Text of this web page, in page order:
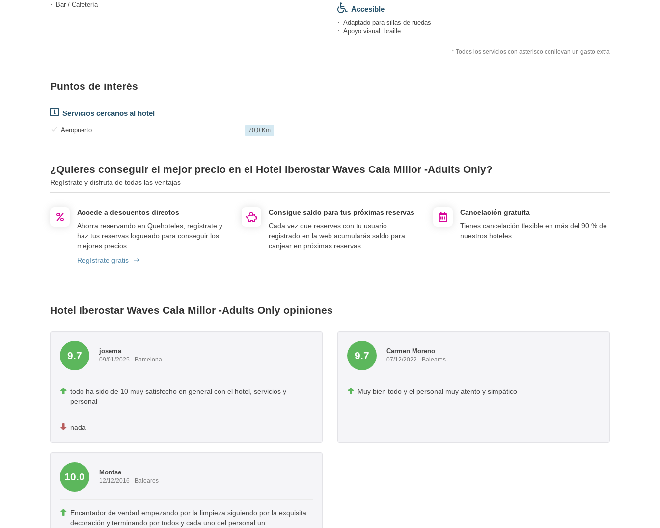
Bar / Cafetería
Accesible
Adaptado para sillas de ruedas
Apoyo visual: braille
* Todos los servicios con asterisco conllevan un gasto extra
Puntos de interés
Servicios cercanos al hotel
Aeropuerto 70,0 Km
¿Quieres conseguir el mejor precio en el Hotel Iberostar Waves Cala Millor -Adults Only?
Regístrate y disfruta de todas las ventajas
Accede a descuentos directos
Ahorra reservando en Quehoteles, regístrate y
haz tus reservas logueado para conseguir los
mejores precios.
Regístrate gratis
Consigue saldo para tus próximas reservas
Cada vez que reserves con tu usuario
registrado en la web acumularás saldo para
canjear en próximas reservas.
Cancelación gratuita
Tienes cancelación flexible en más del 90 % de
nuestros hoteles.
Hotel Iberostar Waves Cala Millor -Adults Only opiniones
9.7 josema
09/01/2025 - Barcelona
todo ha sido de 10 muy satisfecho en general con el hotel, servicios y
personal
nada
9.7 Carmen Moreno
07/12/2022 - Baleares
Muy bien todo y el personal muy atento y simpático
10.0 Montse
12/12/2016 - Baleares
Encantador de verdad empezando por la limpieza siguiendo por la exquisita
decoración y terminando por todos y cada uno del personal un